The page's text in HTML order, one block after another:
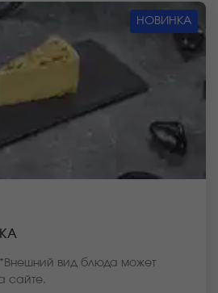
НОВИНКА
вид блюда может
сайте.